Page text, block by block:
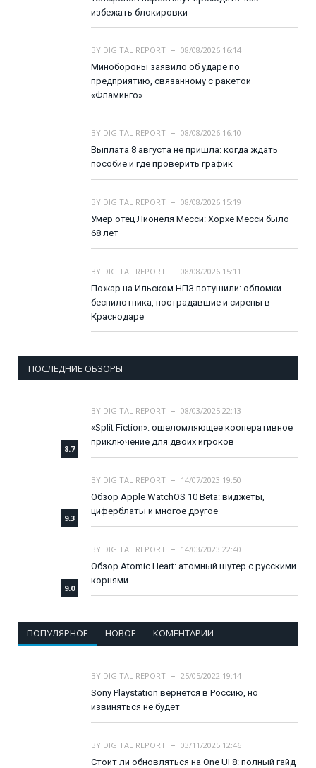
избежать блокировки
BY DIGITAL REPORT
08/08/2026 16:14
Минобороны заявило об ударе по
предприятию, связанному с ракетой
«Фламинго»
BY DIGITAL REPORT
08/08/2026 16:10
Выплата 8 августа не пришла: когда ждать
пособие и где проверить график
BY DIGITAL REPORT
08/08/2026 15:19
Умер отец Лионеля Месси: Хорхе Месси было
68 лет
BY DIGITAL REPORT
08/08/2026 15:11
Пожар на Ильском НПЗ потушили: обломки
беспилотника, пострадавшие и сирены в
Краснодаре
ПОСЛЕДНИЕ ОБЗОРЫ
8.7
BY DIGITAL REPORT
08/03/2025 22:13
«Split Fiction»: ошеломляющее кооперативное
приключение для двоих игроков
9.3
BY DIGITAL REPORT
14/07/2023 19:50
Обзор Apple WatchOS 10 Beta: виджеты,
циферблаты и многое другое
9.0
BY DIGITAL REPORT
14/03/2023 22:40
Обзор Atomic Heart: атомный шутер с русскими
корнями
ПОПУЛЯРНОЕ НОВОЕ КОМЕНТАРИИ
BY DIGITAL REPORT
25/05/2022 19:14
Sony Playstation вернется в Россию, но
извиняться не будет
BY DIGITAL REPORT
03/11/2025 12:46
Стоит ли обновляться на One UI 8: полный гайд